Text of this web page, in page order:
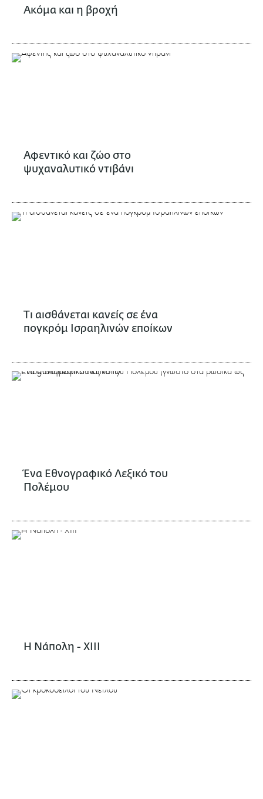
Ακόμα και η βροχή
Αφεντικό και ζώο στο
ψυχαναλυτικό ντιβάνι
Τι αισθάνεται κανείς σε ένα
πογκρόμ Ισραηλινών εποίκων
Ένα Εθνογραφικό Λεξικό του
Πολέμου
Η Νάπολη - XIII